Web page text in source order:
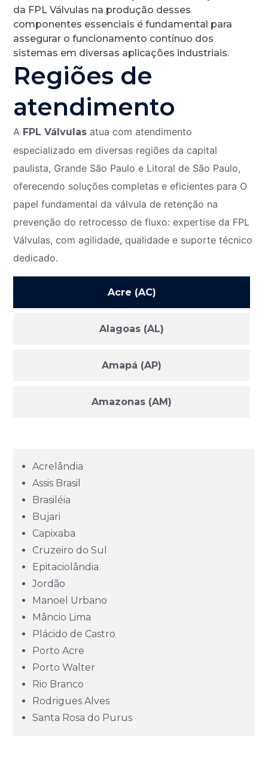
da FPL Válvulas na produção desses
componentes essenciais é fundamental para
assegurar o funcionamento contínuo dos
sistemas em diversas aplicações industriais.
Regiões de
atendimento
A FPL Válvulas atua com atendimento
especializado em diversas regiões da capital
paulista, Grande São Paulo e Litoral de São Paulo,
oferecendo soluções completas e eficientes para O
papel fundamental da válvula de retenção na
prevenção do retrocesso de fluxo: expertise da FPL
Válvulas, com agilidade, qualidade e suporte técnico
dedicado.
Acre (AC)
Alagoas (AL)
Amapá (AP)
Amazonas (AM)
Goiás (GO)
Mato Grosso (MT)
Minas Gerais (MG)
Acrelândia
Assis Brasil
Brasiléia
Bujari
Capixaba
Cruzeiro do Sul
Epitaciolândia
Jordão
Manoel Urbano
Mâncio Lima
Plácido de Castro
Porto Acre
Porto Walter
Rio Branco
Rodrigues Alves
Santa Rosa do Purus